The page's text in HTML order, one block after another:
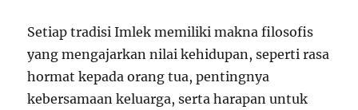
Setiap tradisi Imlek memiliki makna filosofis
yang mengajarkan nilai kehidupan, seperti rasa
hormat kepada orang tua, pentingnya
kebersamaan keluarga, serta harapan untuk